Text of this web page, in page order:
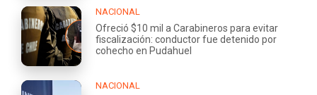
NACIONAL
Ofreció $10 mil a Carabineros para evitar
fiscalización: conductor fue detenido por
cohecho en Pudahuel
NACIONAL